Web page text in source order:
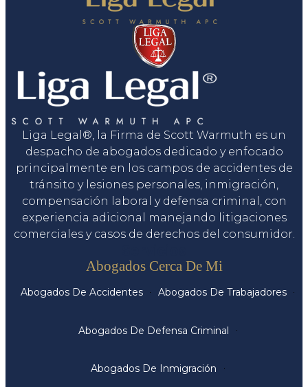
Liga Legal®, la Firma de Scott Warmuth es un
despacho de abogados dedicado y enfocado
principalmente en los campos de accidentes de
tránsito y lesiones personales, inmigración,
compensación laboral y defensa criminal, con
experiencia adicional manejando litigaciones
comerciales y casos de derechos del consumidor.
Abogados Cerca De Mi
Abogados De Accidentes Abogados De Trabajadores
Abogados De Defensa Criminal
Abogados De Inmigración